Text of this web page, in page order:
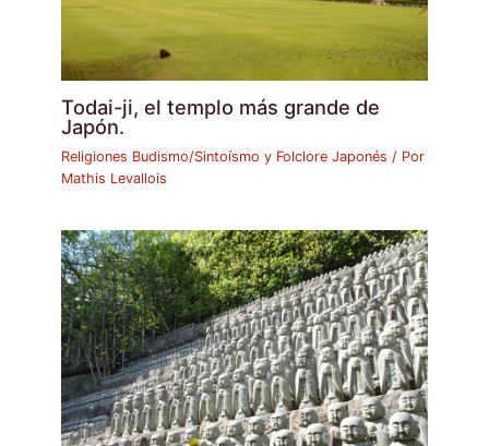
Todai-ji, el templo más grande de
Japón.
Religiones Budismo/Sintoísmo y Folclore Japonés / Por
Mathis Levallois